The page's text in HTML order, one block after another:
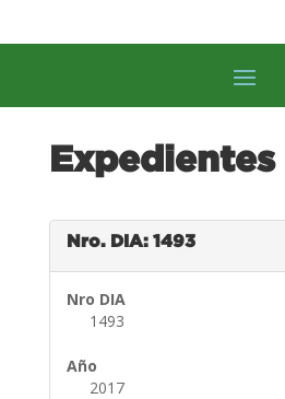
Expedientes
Nro. DIA: 1493
Nro DIA
1493
Año
2017